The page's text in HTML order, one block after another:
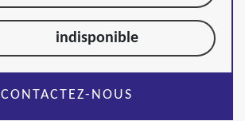
indisponible
CONTACTEZ-NOUS